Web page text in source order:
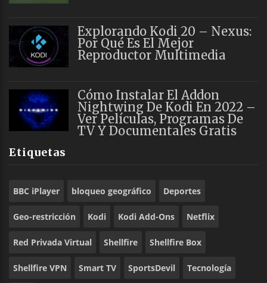
Explorando Kodi 20 – Nexus:
Por Qué Es El Mejor
Reproductor Multimedia
Cómo Instalar El Addon
Nightwing De Kodi En 2022 –
Ver Películas, Programas De
TV Y Documentales Gratis
Etiquetas
BBC iPlayer bloqueo geográfico Deportes
Geo-restricción Kodi Kodi Add-Ons Netflix
Red Privada Virtual Shellfire Shellfire Box
Shellfire VPN Smart TV SportsDevil Tecnología